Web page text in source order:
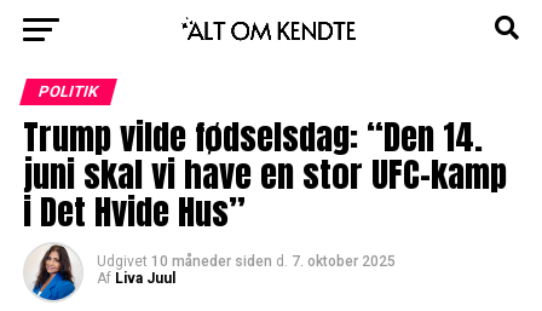
POLITIK
Trump vilde fødselsdag: “Den 14.
juni skal vi have en stor UFC-kamp
i Det Hvide Hus”
Udgivet 10 måneder siden d. 7. oktober 2025
Af Liva Juul